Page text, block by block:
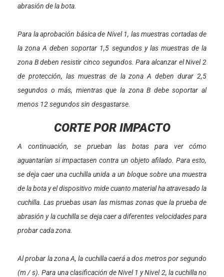
abrasión de la bota.
Para la aprobación básica de Nivel 1, las muestras cortadas de
la zona A deben soportar 1,5 segundos y las muestras de la
zona B deben resistir cinco segundos. Para alcanzar el Nivel 2
de protección, las muestras de la zona A deben durar 2,5
segundos o más, mientras que la zona B debe soportar al
menos 12 segundos sin desgastarse.
CORTE POR IMPACTO
A continuación, se prueban las botas para ver cómo
aguantarían si impactasen contra un objeto afilado. Para esto,
se deja caer una cuchilla unida a un bloque sobre una muestra
de la bota y el dispositivo mide cuanto material ha atravesado la
cuchilla. Las pruebas usan las mismas zonas que la prueba de
abrasión y la cuchilla se deja caer a diferentes velocidades para
probar cada zona.
Al probar la zona A, la cuchilla caerá a dos metros por segundo
(m / s). Para una clasificación de Nivel 1 y Nivel 2, la cuchilla no